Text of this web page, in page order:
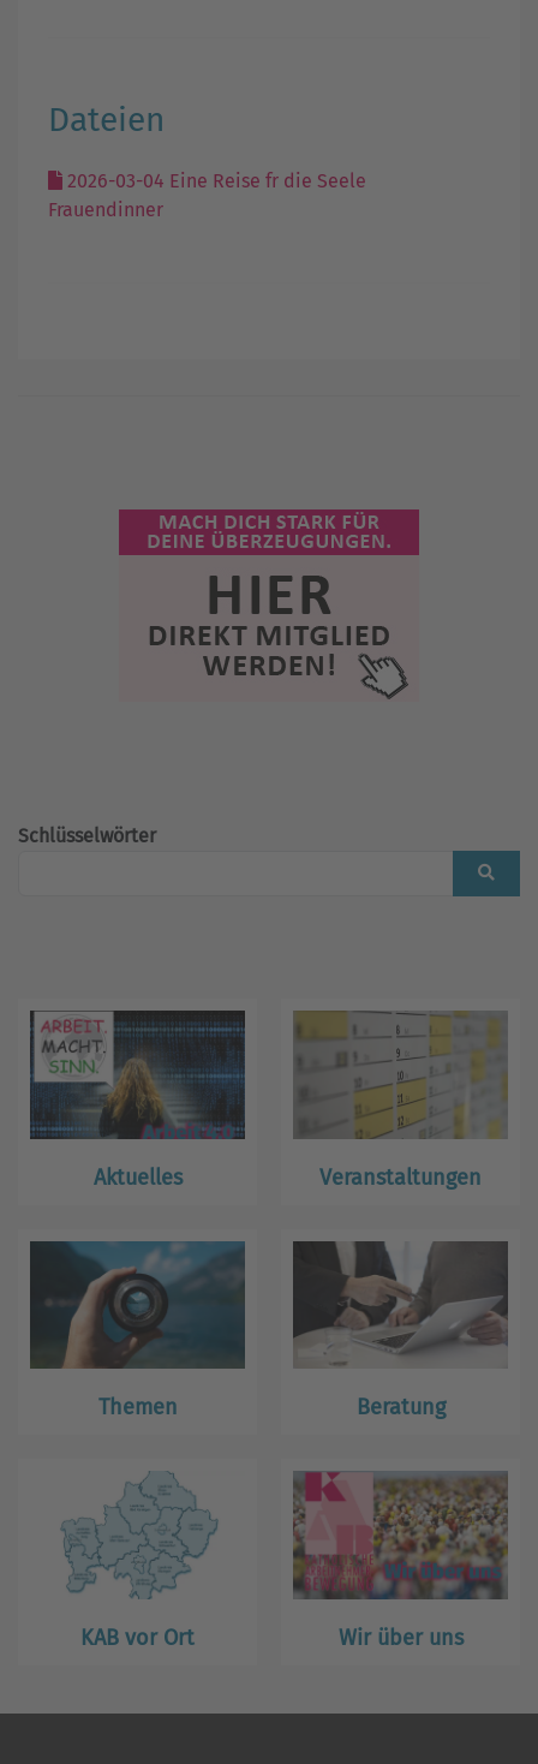
Dateien
2026-03-04 Eine Reise fr die Seele
Frauendinner
Schlüsselwörter
Aktuelles Veranstaltungen
Themen Beratung
KAB vor Ort Wir über uns